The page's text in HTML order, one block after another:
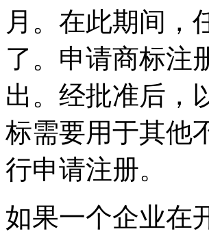
月。在此期间，
了。申请商标注
出。经批准后，
标需要用于其他
行申请注册。
如果一个企业在